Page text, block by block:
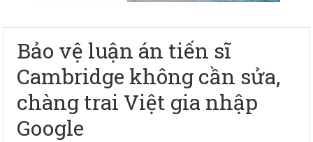
Bảo vệ luận án tiến sĩ
Cambridge không cần sửa,
chàng trai Việt gia nhập
Google